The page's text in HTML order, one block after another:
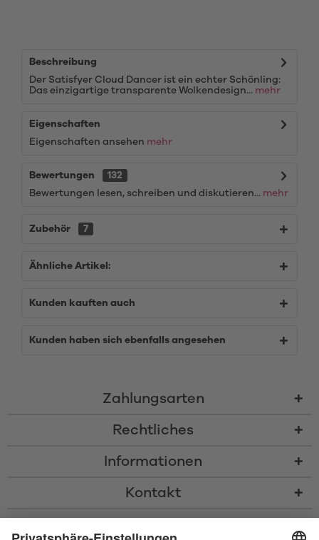
Beschreibung
Der Satisfyer Cloud Dancer ist ein echter Schönling:
Das einzigartige transparente Wolkendesign... mehr
Eigenschaften
Eigenschaften ansehen mehr
Bewertungen
132
Bewertungen lesen, schreiben und diskutieren... mehr
Zubehör 7
Ähnliche Artikel:
Kunden kauften auch
Kunden haben sich ebenfalls angesehen
Zahlungsarten
Rechtliches
Informationen
Kontakt